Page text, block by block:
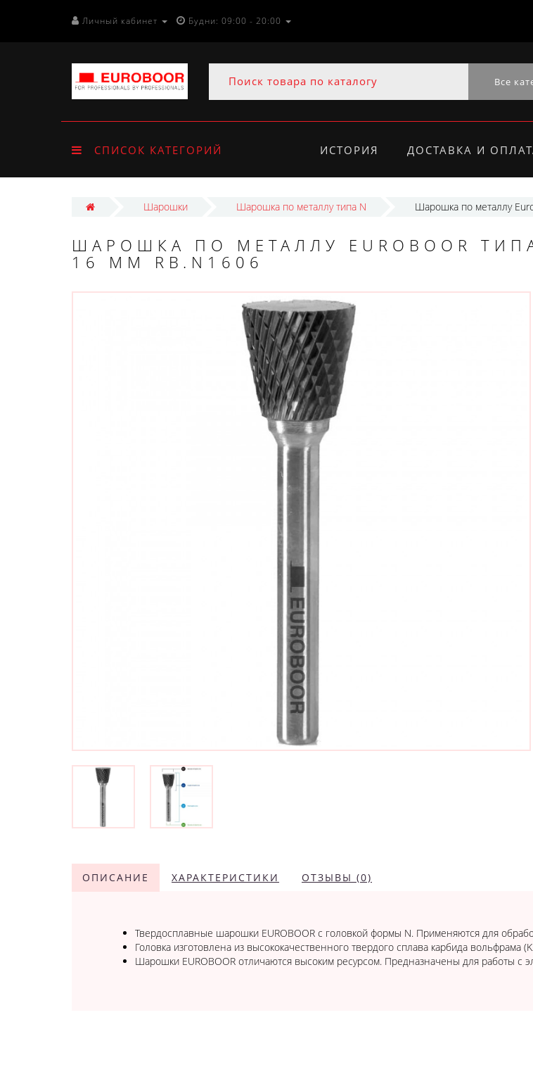
Личный кабинет Будни: 09:00 - 20:00
Все
СПИСОК КАТЕГОРИЙ ИСТОРИЯ ДОСТАВКА И
Шарошки Шарошка по металлу типа N Шарошка по металлу
ШАРОШКА ПО МЕТАЛЛУ EUROBOOR
16 ММ RB.N1606
ОПИСАНИЕ ХАРАКТЕРИСТИКИ ОТЗЫВЫ (0)
Твердосплавные шарошки EUROBOOR с головкой формы N. Применяются для
Головка изготовлена из высококачественного твердого сплава карбида вольфрама
Шарошки EUROBOOR отличаются высоким ресурсом. Предназначены для работы